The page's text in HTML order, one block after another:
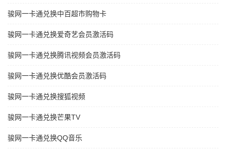
骏网一卡通兑换中百超市购物卡
骏网一卡通兑换爱奇艺会员激活码
骏网一卡通兑换腾讯视频会员激活码
骏网一卡通兑换优酷会员激活码
骏网一卡通兑换搜狐视频
骏网一卡通兑换芒果TV
骏网一卡通兑换QQ音乐